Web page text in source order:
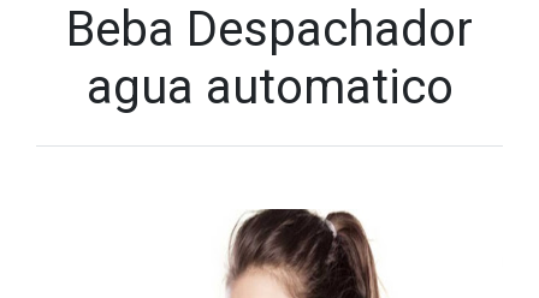
Beba Despachador
agua automatico